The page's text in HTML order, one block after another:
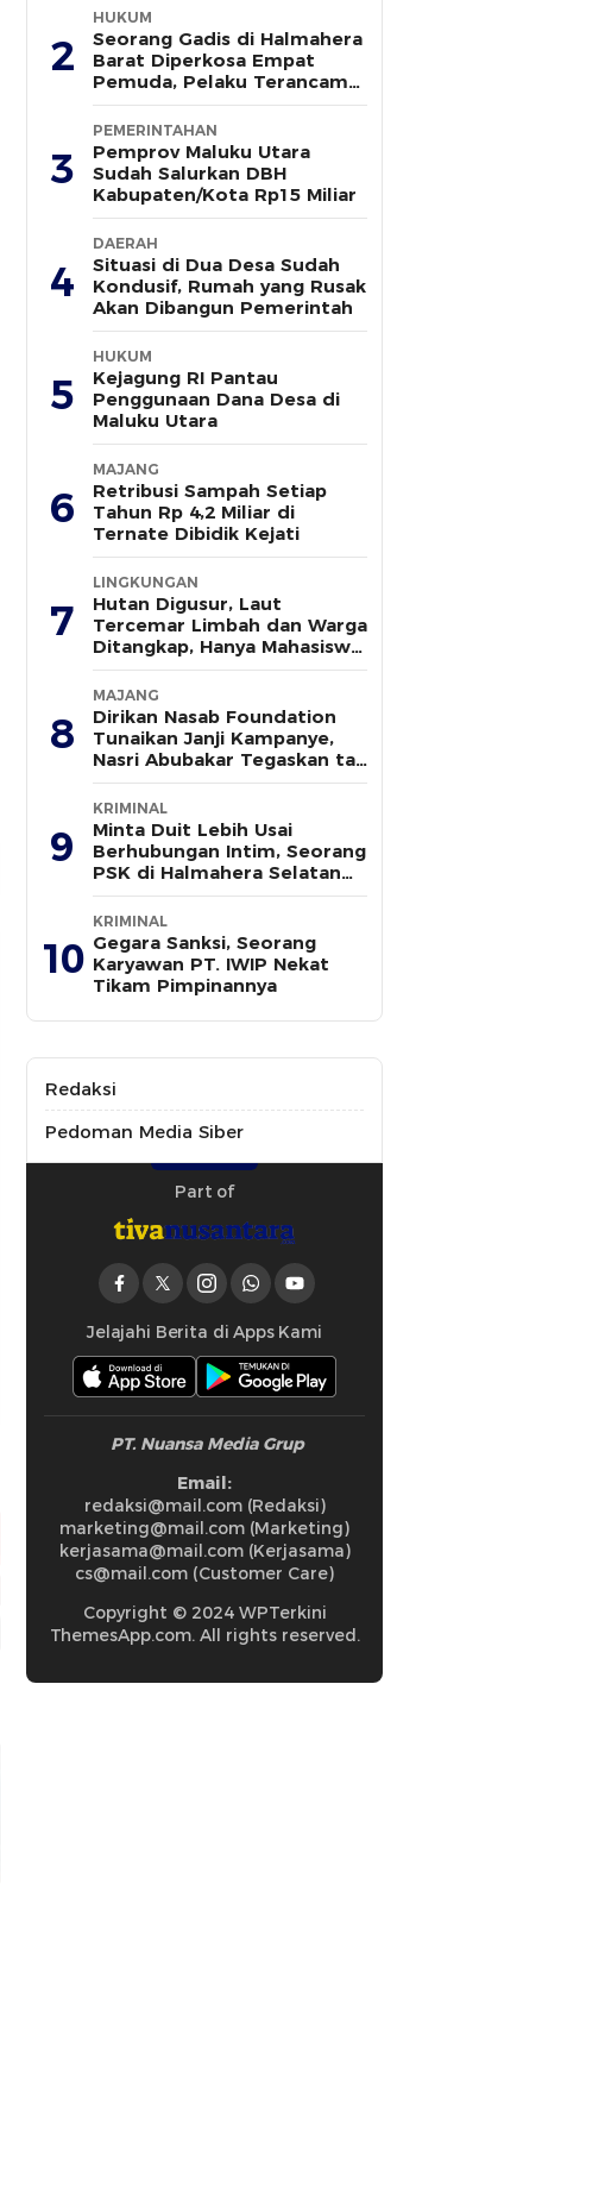
2
HUKUM
Seorang Gadis di Halmahera
Barat Diperkosa Empat
Pemuda, Pelaku Terancam
15 Tahun Penjara
3
PEMERINTAHAN
Pemprov Maluku Utara
Sudah Salurkan DBH
Kabupaten/Kota Rp15 Miliar
4
DAERAH
Situasi di Dua Desa Sudah
Kondusif, Rumah yang Rusak
Akan Dibangun Pemerintah
5
HUKUM
Kejagung RI Pantau
Penggunaan Dana Desa di
Maluku Utara
6
MAJANG
Retribusi Sampah Setiap
Tahun Rp 4,2 Miliar di
Ternate Dibidik Kejati
7
LINGKUNGAN
Hutan Digusur, Laut
Tercemar Limbah dan Warga
Ditangkap, Hanya Mahasiswa
yang Bersuara
8
MAJANG
Dirikan Nasab Foundation
Tunaikan Janji Kampanye,
Nasri Abubakar Tegaskan tak
Ada Kepentingan Politik
9
KRIMINAL
Minta Duit Lebih Usai
Berhubungan Intim, Seorang
PSK di Halmahera Selatan
Tewas Ditusuk
10
KRIMINAL
Gegara Sanksi, Seorang
Karyawan PT. IWIP Nekat
Tikam Pimpinannya
Redaksi
Pedoman Media Siber
Part of
Jelajahi Berita di Apps Kami
PT. Nuansa Media Grup
Email:
redaksi@mail.com (Redaksi)
marketing@mail.com (Marketing)
kerjasama@mail.com (Kerjasama)
cs@mail.com (Customer Care)
Copyright © 2024 WPTerkini
ThemesApp.com. All rights reserved.